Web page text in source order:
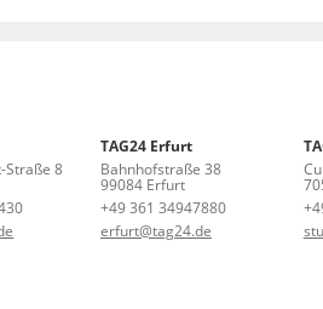
Straße 8
TAG24 Erfurt
Bahnhofstraße 38
99084 Erfurt
+49 361 34947880
erfurt@tag24.de